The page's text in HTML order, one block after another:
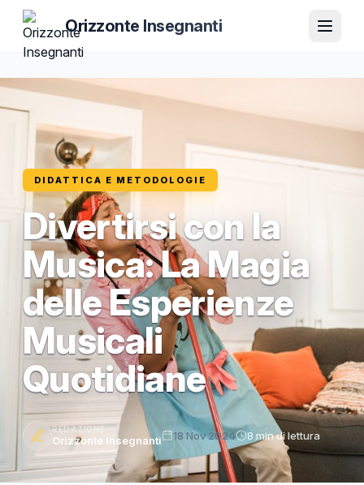
Orizzonte Insegnanti
DIDATTICA E METODOLOGIE
Divertirsi con la
Musica: La Magia
delle Esperienze
Musicali
Quotidiane
REDAZIONE
Orizzonte Insegnanti 18 Nov 2024 8 min di lettura